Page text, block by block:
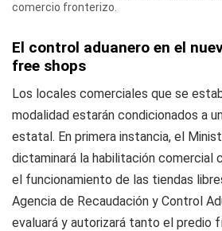
comercio fronterizo.
El control aduanero en el
free shops
Los locales comerciales que se
modalidad estarán condicionados a
estatal. En primera instancia, el
dictaminará la habilitación comercial
el funcionamiento de las tiendas
Agencia de Recaudación y Control
evaluará y autorizará tanto el predio